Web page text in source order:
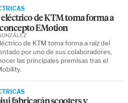
de KTM toma forma a
EMotion
de KTM toma forma a raíz del
por uno de sus colaboradores,
las principales premisas tras el
fabricarán scooters y